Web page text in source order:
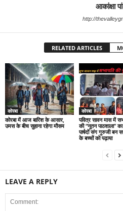
आकांक्षा
http://
RELATED ARTICLES
कोरबा
कोरबा में आज बारिश के आसार,
उमस के बीच सुहाना रहेगा मौसम
कोरबा
पवित्र सावन मास में
की “नूतन पाठशाला”
पार्षदों संग गुरुजी बन
के बच्चों को पढ़ाया
LEAVE A REPLY